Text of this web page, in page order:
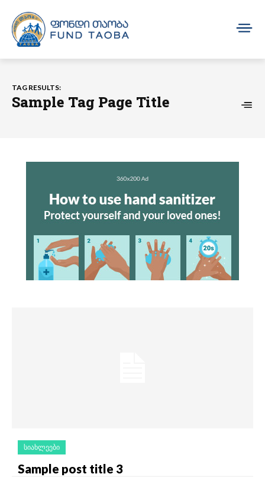
TAG RESULTS:
Sample Tag Page Title
ᲡᲘᲐᲮᲚᲔᲔᲑᲘ
Sample post title 3